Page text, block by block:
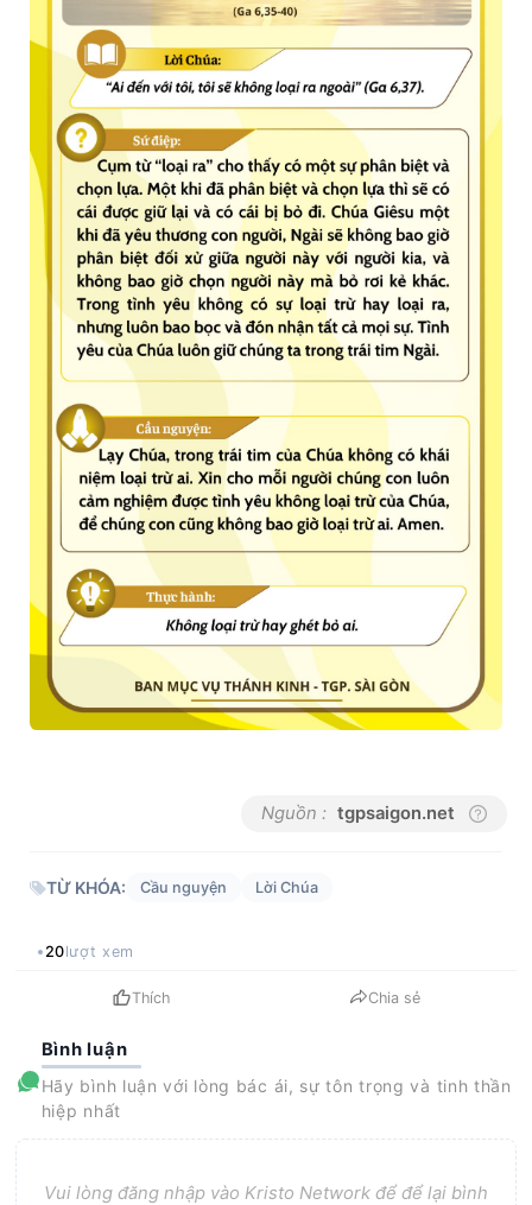
Nguồn : tgpsaigon.net
TỪ KHÓA: Cầu nguyện Lời Chúa
20lượt xem
Thích Chia sẻ
Bình luận
Hãy bình luận với lòng bác ái, sự tôn trọng và tinh thần
hiệp nhất
Vui lòng đăng nhập vào Kristo Network để để lại bình